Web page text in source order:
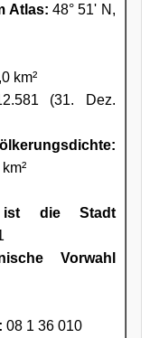
Atlas: 48° 51' N,
km²
(31. Dez.
ist die Stadt
Vorwahl
08 1 36 010